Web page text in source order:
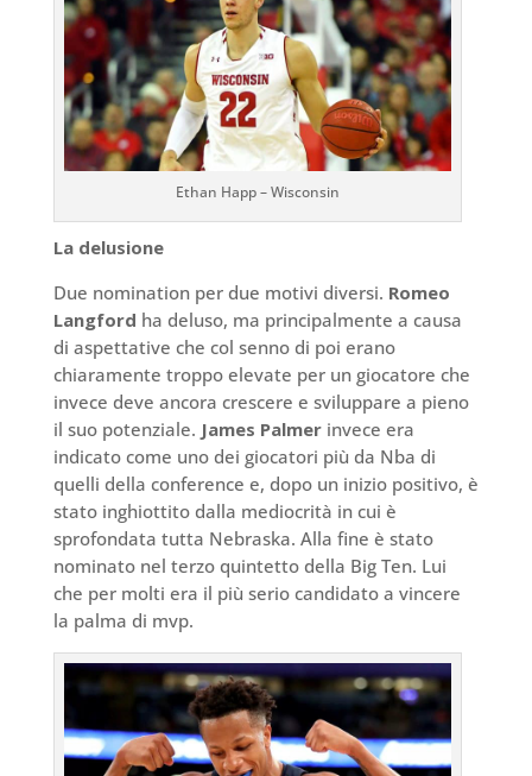
Ethan Happ – Wisconsin
La delusione
Due nomination per due motivi diversi. Romeo
Langford ha deluso, ma principalmente a causa
di aspettative che col senno di poi erano
chiaramente troppo elevate per un giocatore che
invece deve ancora crescere e sviluppare a pieno
il suo potenziale. James Palmerinvece era
indicato come uno dei giocatori più da Nba di
quelli della conference e, dopo un inizio positivo, è
stato inghiottito dalla mediocrità in cui è
sprofondata tutta Nebraska. Alla fine è stato
nominato nel terzo quintetto della Big Ten. Lui
che per molti era il più serio candidato a vincere
la palma di mvp.